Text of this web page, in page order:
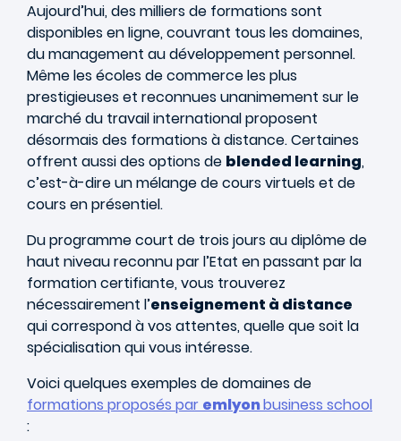
Aujourd’hui, des milliers de formations sont
disponibles en ligne, couvrant tous les domaines,
du management au développement personnel.
Même les écoles de commerce les plus
prestigieuses et reconnues unanimement sur le
marché du travail international proposent
désormais des formations à distance. Certaines
offrent aussi des options de blended learning,
c’est-à-dire un mélange de cours virtuels et de
cours en présentiel.
Du programme court de trois jours au diplôme de
haut niveau reconnu par l’Etat en passant par la
formation certifiante, vous trouverez
nécessairement l’enseignement à distance
qui correspond à vos attentes, quelle que soit la
spécialisation qui vous intéresse.
Voici quelques exemples de domaines de
formations proposés par emlyonbusiness school
: